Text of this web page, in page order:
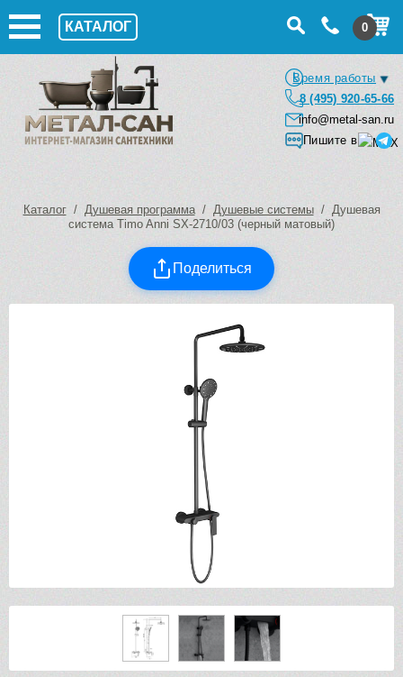
КАТАЛОГ 0
Время работы
8 (495) 920-65-66
info@metal-san.ru
Пишите в
Каталог/ Душевая программа/ Душевые системы/ Душевая
система Timo Anni SX-2710/03 (черный матовый)
Поделиться